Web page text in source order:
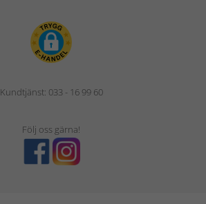
Kundtjänst: 033 - 16 99 60
Följ oss gärna!